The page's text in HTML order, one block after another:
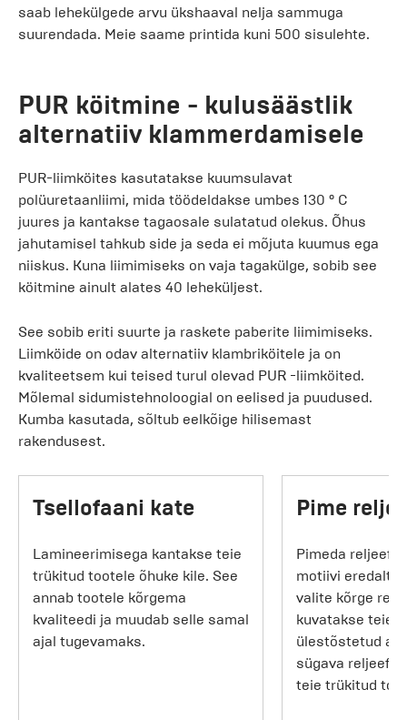
saab lehekülgede arvu ükshaaval nelja sammuga
suurendada. Meie saame printida kuni 500 sisulehte.
PUR köitmine - kulusäästlik
alternatiiv klammerdamisele
PUR-liimköites kasutatakse kuumsulavat
polüuretaanliimi, mida töödeldakse umbes 130 ° C
juures ja kantakse tagaosale sulatatud olekus. Õhus
jahutamisel tahkub side ja seda ei mõjuta kuumus ega
niiskus. Kuna liimimiseks on vaja tagakülge, sobib see
köitmine ainult alates 40 leheküljest.
See sobib eriti suurte ja raskete paberite liimimiseks.
Liimköide on odav alternatiiv klambriköitele ja on
kvaliteetsem kui teised turul olevad PUR -liimköited.
Mõlemal sidumistehnoloogial on eelised ja puudused.
Kumba kasutada, sõltub eelkõige hilisemast
rakendusest.
Tsellofaani kate
Lamineerimisega kantakse teie
trükitud tootele õhuke kile. See
annab tootele kõrgema
kvaliteedi ja muudab selle samal
ajal tugevamaks.
Pime
Pimeda
motiivi eredalt
valite kõrge
kuvatakse teie
ülestõstetud
sügava reljeefi,
teie trükitud